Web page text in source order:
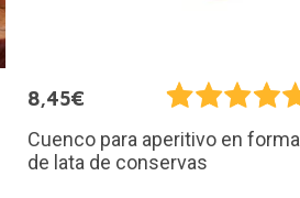
8,45€
Cuenco para aperitivo en forma
de lata de conservas